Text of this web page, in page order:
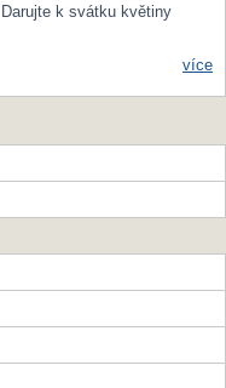
Darujte k svátku květiny
více